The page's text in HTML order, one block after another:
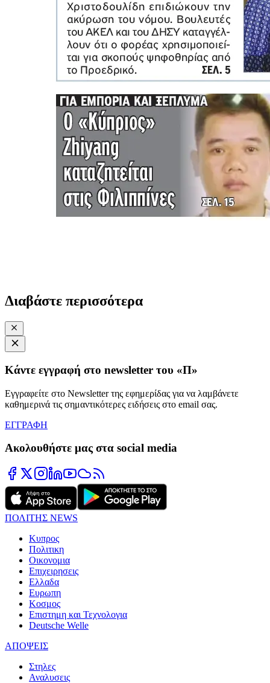
Διαβάστε περισσότερα
Κάντε εγγραφή στο newsletter του «Π»
Εγγραφείτε στο Newsletter της εφημερίδας για να λαμβάνετε
καθημερινά τις σημαντικότερες ειδήσεις στο email σας.
ΕΓΓΡΑΦΗ
Ακολουθήστε μας στα social media
ΠΟΛΙΤΗΣ NEWS
Κυπρος
Πολιτικη
Οικονομια
Επιχειρησεις
Ελλαδα
Ευρωπη
Κοσμος
Επιστημη και Τεχνολογια
Deutsche Welle
ΑΠΟΨΕΙΣ
Στηλες
Αναλυσεις